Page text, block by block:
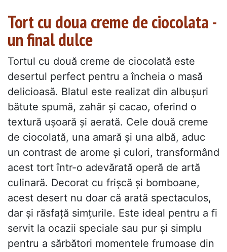
Tort cu doua creme de ciocolata -
un final dulce
Tortul cu două creme de ciocolată este
desertul perfect pentru a încheia o masă
delicioasă. Blatul este realizat din albușuri
bătute spumă, zahăr și cacao, oferind o
textură ușoară și aerată. Cele două creme
de ciocolată, una amară și una albă, aduc
un contrast de arome și culori, transformând
acest tort într-o adevărată operă de artă
culinară. Decorat cu frișcă și bomboane,
acest desert nu doar că arată spectaculos,
dar și răsfață simțurile. Este ideal pentru a fi
servit la ocazii speciale sau pur și simplu
pentru a sărbători momentele frumoase din